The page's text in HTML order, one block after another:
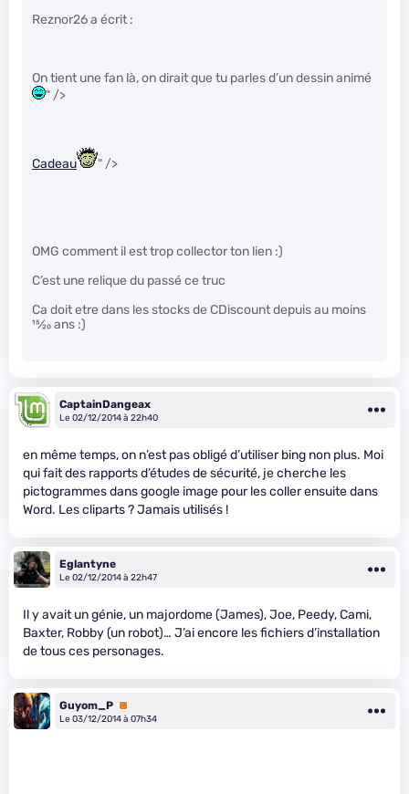
Reznor26 a écrit :
On tient une fan là, on dirait que tu parles d’un dessin animé
" />
Cadeau " />
OMG comment il est trop collector ton lien :)
C’est une relique du passé ce truc
Ca doit etre dans les stocks de CDiscount depuis au moins
15⁄20ans :)
CaptainDangeax
Le 02/12/2014 à 22h40
en même temps, on n’est pas obligé d’utiliser bing non plus. Moi
qui fait des rapports d’études de sécurité, je cherche les
pictogrammes dans google image pour les coller ensuite dans
Word. Les cliparts ? Jamais utilisés !
Eglantyne
Le 02/12/2014 à 22h47
Il y avait un génie, un majordome (James), Joe, Peedy, Cami,
Baxter, Robby (un robot)… J’ai encore les fichiers d’installation
de tous ces personages.
Guyom_P Premium
Le 03/12/2014 à 07h34